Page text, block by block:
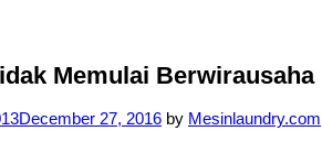
Memulai Berwirausaha
December 27, 2016 by Mesinlaundry.com